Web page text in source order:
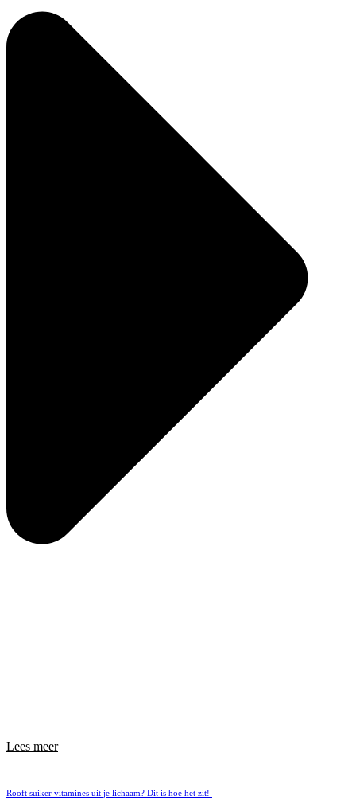
Lees meer
Rooft suiker vitamines uit je lichaam? Dit is hoe het zit!